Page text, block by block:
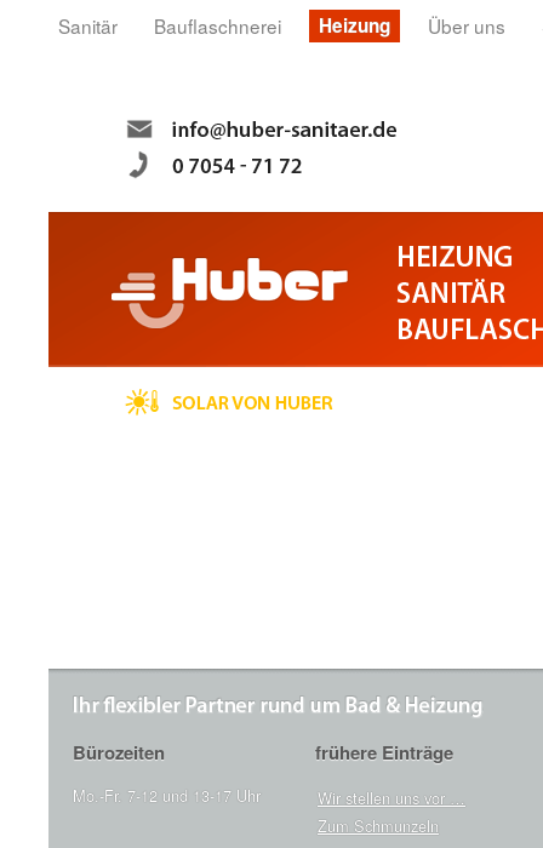
Sanitär Bauflaschnerei Heizung Über uns
Bürozeiten
Mo.-Fr. 7-12 und 13-17 Uhr
frühere Einträge
Wir stellen uns vor …
Zum Schmunzeln